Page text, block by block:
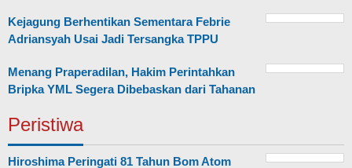
Kejagung Berhentikan Sementara Febrie
Adriansyah Usai Jadi Tersangka TPPU
Menang Praperadilan, Hakim Perintahkan
Bripka YML Segera Dibebaskan dari Tahanan
Peristiwa
Hiroshima Peringati 81 Tahun Bom Atom